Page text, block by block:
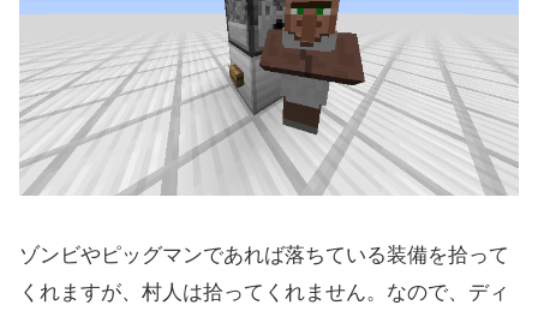
ゾンビやピッグマンであれば落ちている装備を拾って
くれますが、村人は拾ってくれません。なので、ディ